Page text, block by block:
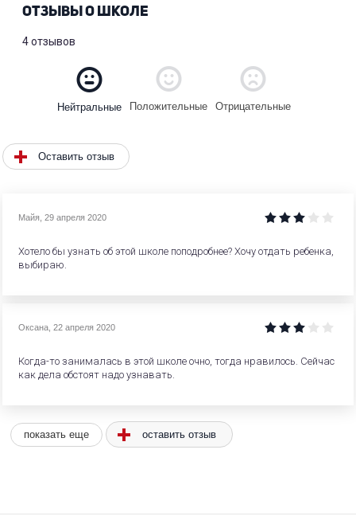
ОТЗЫВЫ О ШКОЛЕ
4 отзывов
Нейтральные Положительные Отрицательные
Оставить отзыв
Майя, 29 апреля 2020
Хотело бы узнать об этой школе поподробнее? Хочу отдать ребенка,
выбираю.
Оксана, 22 апреля 2020
Когда-то занималась в этой школе очно, тогда нравилось. Сейчас
как дела обстоят надо узнавать.
показать еще оставить отзыв